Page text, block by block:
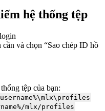
hệ thống tệp
và chọn “Sao chép ID hồ
tệp của bạn:
mlx/profiles